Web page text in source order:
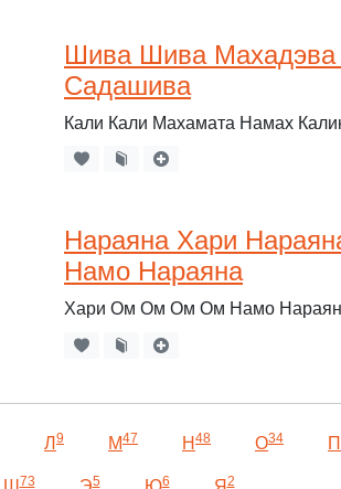
Шива Шива
Садашива
Кали Кали Махамата Намах
Нараяна Хари
Намо Нараяна
Хари Ом Ом Ом Ом Намо
Л 9 М47 Н 48 О34 П
73 5 6 2